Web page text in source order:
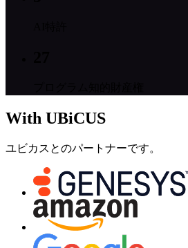
With UBiCUS
ユビカスとのパートナーです。